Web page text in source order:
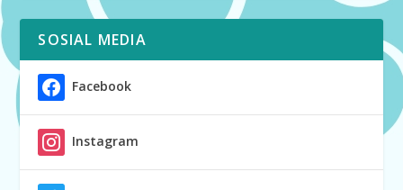
SOSIAL MEDIA
Facebook
Instagram